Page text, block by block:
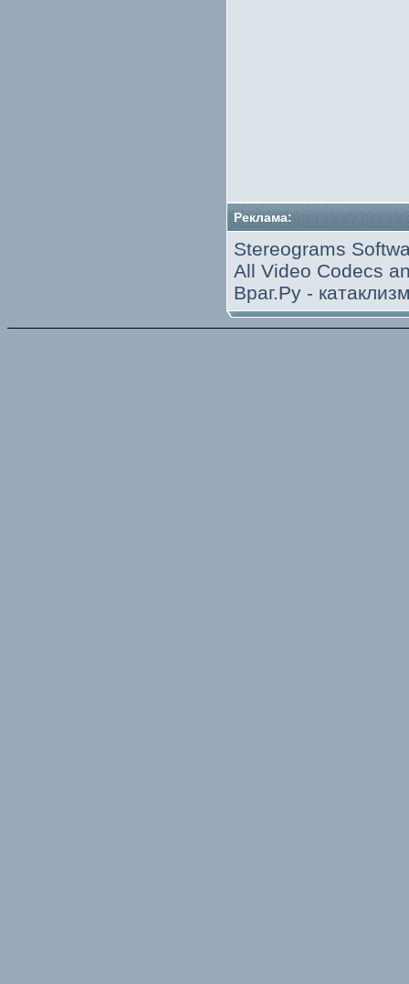
Реклама:
Stereograms
All Video Codecs
Враг.Ру -